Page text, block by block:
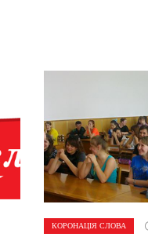
КОРОНАЦІЯ СЛОВА